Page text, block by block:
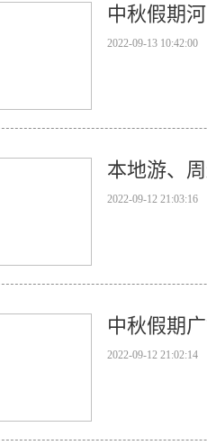
中秋假期
2022-09-13 10:42:00
本地游、
2022-09-12 21:03:16
中秋假期
2022-09-12 21:02:14